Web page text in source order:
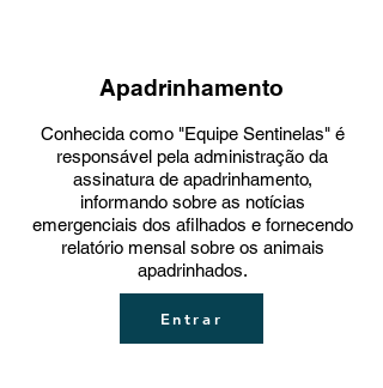
Apadrinhamento
Conhecida como "Equipe Sentinelas" é
responsável pela administração da
assinatura de apadrinhamento,
informando sobre as notícias
emergenciais dos afilhados e fornecendo
relatório mensal sobre os animais
apadrinhados.
Entrar